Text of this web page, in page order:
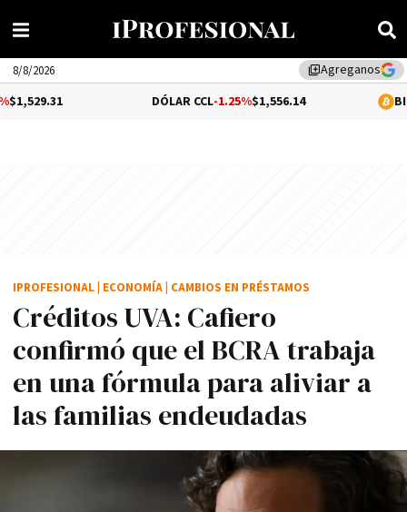
library_addAgreganos
8/8/2026
-1.25%$1,556.14
Créditos UVA: Cafiero
confirmó que el BCRA trabaja
en una fórmula para aliviar a
las familias endeudadas
IPROFESIONAL ECONOMÍA CAMBIOS EN PRÉSTAMOS